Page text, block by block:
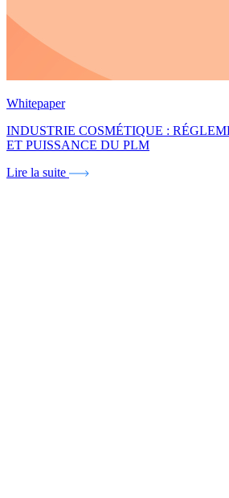
Whitepaper
INDUSTRIE COSMÉTIQUE :
ET PUISSANCE DU PLM
Lire la suite